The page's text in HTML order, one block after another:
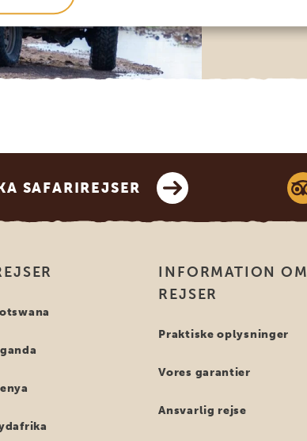
SAFARIREJSER
INFORMATION OM
REJSER
Praktiske oplysninger
Vores garantier
Ansvarlig rejse